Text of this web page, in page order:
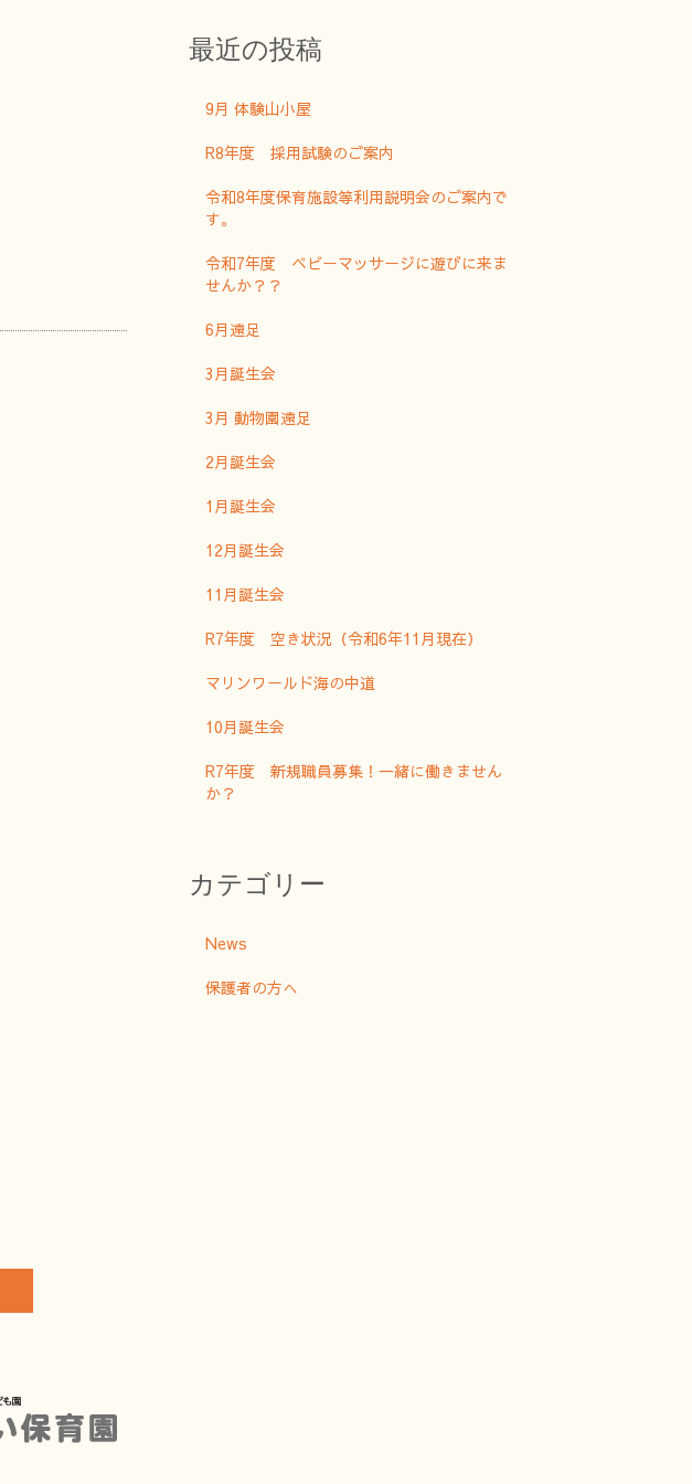
最近の投稿
9月 体験山小屋
R8年度 採用試験のご案内
令和8年度保育施設等利用説明会のご案内で
す。
令和7年度 ベビーマッサージに遊びに来ま
せんか？？
6月遠足
3月誕生会
3月 動物園遠足
2月誕生会
1月誕生会
12月誕生会
11月誕生会
R7年度 空き状況（令和6年11月現在）
マリンワールド海の中道
10月誕生会
R7年度 新規職員募集！一緒に働きません
か？
カテゴリー
News
保護者の方へ